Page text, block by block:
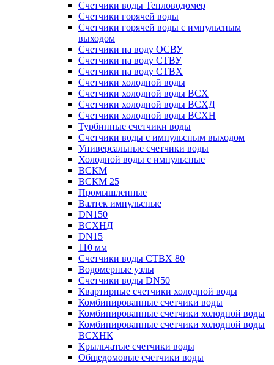
Счетчики воды Тепловодомер
Счетчики горячей воды
Счетчики горячей воды с импульсным
выходом
Счетчики на воду ОСВУ
Счетчики на воду СТВУ
Счетчики на воду СТВХ
Счетчики холодной воды
Счетчики холодной воды ВСХ
Счетчики холодной воды ВСХД
Счетчики холодной воды ВСХН
Турбинные счетчики воды
Счетчики воды с импульсным выходом
Универсальные счетчики воды
Холодной воды с импульсные
ВСКМ
ВСКМ 25
Промышленные
Валтек импульсные
DN150
ВСХНД
DN15
110 мм
Счетчики воды СТВХ 80
Водомерные узлы
Счетчики воды DN50
Квартирные счетчики холодной воды
Комбинированные счетчики воды
Комбинированные счетчики холодной воды
Комбинированные счетчики холодной воды
ВСХНК
Крыльчатые счетчики воды
Общедомовые счетчики воды